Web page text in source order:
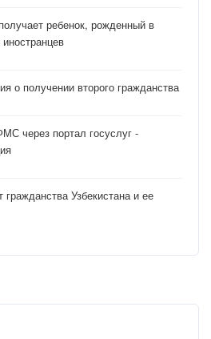
ребенок, рожденный в
о получении второго гражданства
через портал госуслуг -
гражданства Узбекистана и ее